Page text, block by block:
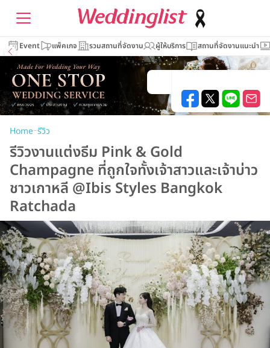
Event แพ็คเกจ รวมสถานที่จัดงาน ผู้ให้บริการ สถานที่จัดงานแนะนำ
Home–รีวิว
รีวิวงานแต่งธีม Pink & Gold
Champagne ที่ถูกใจทั้งเจ้าสาวและเจ้าบ่าว
ชาวเกาหลี @Ibis Styles Bangkok
Ratchada